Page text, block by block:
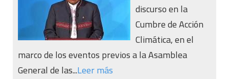
discurso en la
Cumbre de Acción
Climática, en el
marco de los eventos previos a la Asamblea
General de las...Leer más